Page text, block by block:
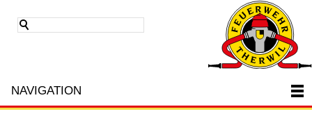
NAVIGATION